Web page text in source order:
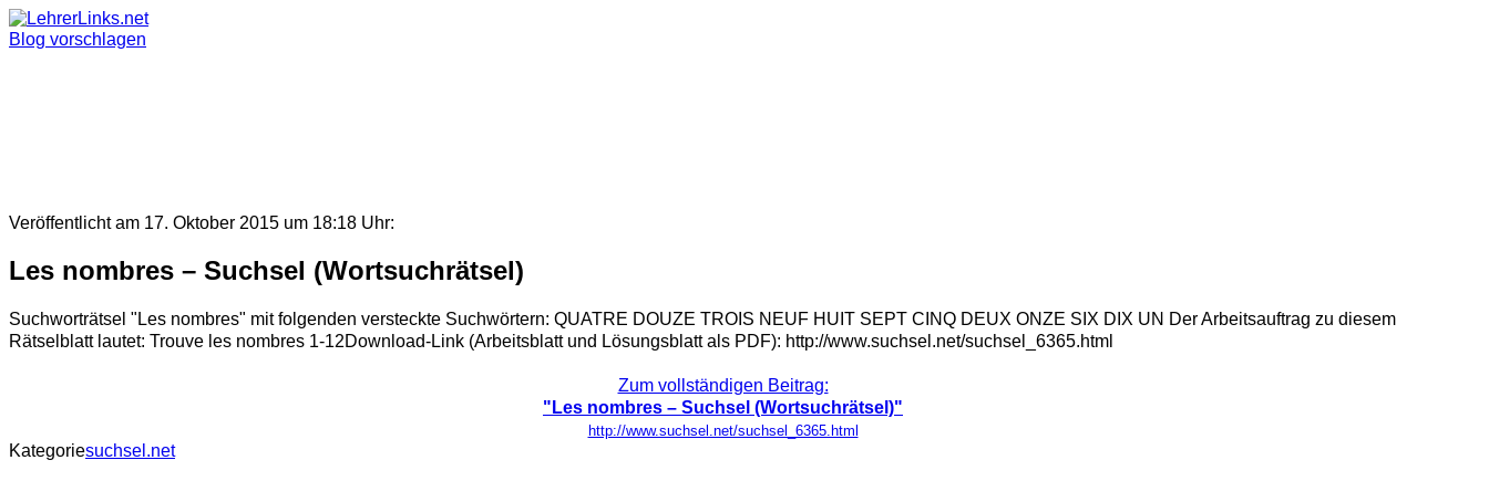
Skip
to
Blog vorschlagen
Veröffentlicht am 17. Oktober 2015 um 18:18 Uhr:
Les nombres – Suchsel (Wortsuchrätsel)
Suchworträtsel "Les nombres" mit folgenden versteckte Suchwörtern: QUATRE DOUZE TROIS NEUF HUIT SEPT CINQ DEUX ONZE SIX DIX UN Der Arbeitsauftrag zu diesem
Rätselblatt lautet: Trouve les nombres 1-12Download-Link (Arbeitsblatt und Lösungsblatt als PDF): http://www.suchsel.net/suchsel_6365.html
Zum vollständigen Beitrag:
"Les nombres – Suchsel (Wortsuchrätsel)"
http://www.suchsel.net/suchsel_6365.html
Kategoriesuchsel.net